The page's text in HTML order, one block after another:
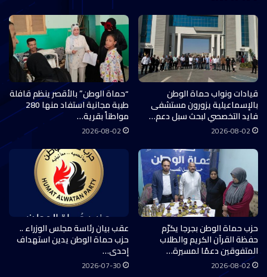
قيادات ونواب حماة الوطن
بالإسماعيلية يزورون مستشفى
فايد التخصصي لبحث سبل دعم…
2026-08-02
“حماة الوطن” بالأقصر ينظم قافلة
طبية مجانية استفاد منها 280
مواطناً بقرية…
2026-08-02
حزب حماة الوطن بجرجا يكرّم
حفظة القرآن الكريم والطلاب
المتفوقين دعمًا لمسيرة…
2026-08-02
عقب بيان رئاسة مجلس الوزراء ..
حزب حماة الوطن يدين استهداف
إحدى…
2026-07-30